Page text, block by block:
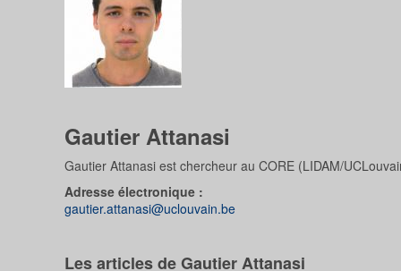
Gautier Attanasi
Gautier Attanasi est chercheur au CORE (LIDAM/
Adresse électronique :
gautier.attanasi@uclouvain.be
Les articles de Gautier Attanasi